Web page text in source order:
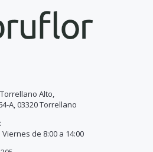
Alto,
A, 03320 Torrellano
de 8:00 a 14:00